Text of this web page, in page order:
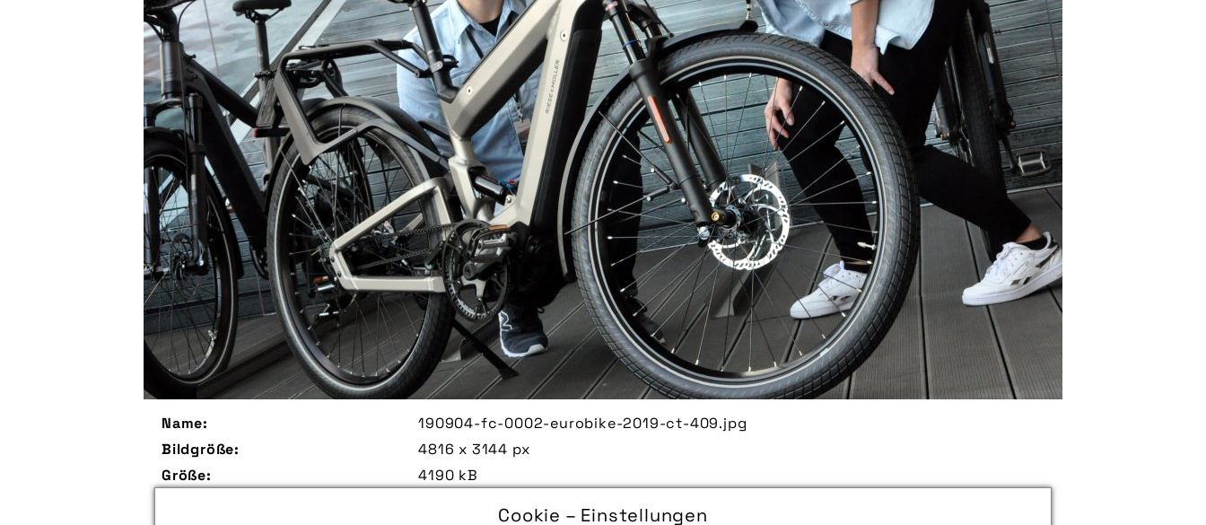
Cookie – Einstellungen
Name:
190904-fc-0002-eurobike-2019-ct-409.jpg
Bildgröße:
4816 x 3144 px
Größe:
4190 kB